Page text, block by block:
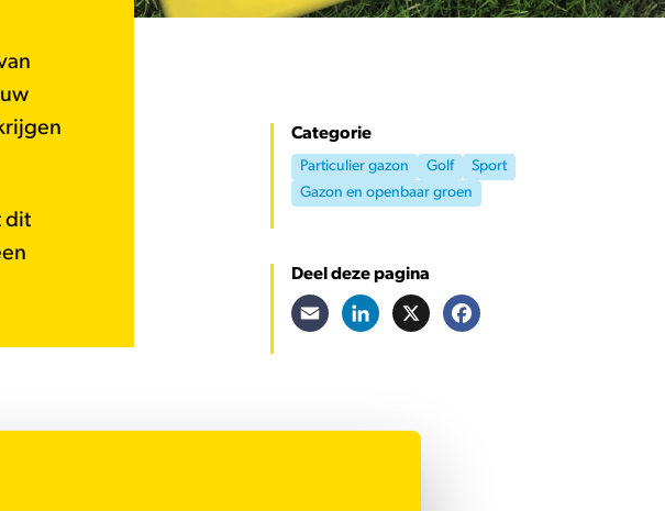
dit
Categorie
Particulier gazon Golf
Sport
Gazon en openbaar groen
Deel deze pagina
Email LinkedIn
X Facebook